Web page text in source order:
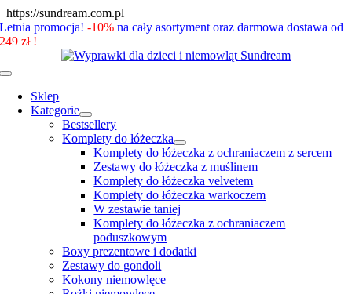
https://sundream.com.pl
to
Letnia promocja!-10% na cały asortyment oraz darmowa dostawa od
249 zł !
Toggle
Navigation
Sklep
Kategorie
Bestsellery
Komplety do łóżeczka
Komplety do łóżeczka z ochraniaczem z sercem
Zestawy do łóżeczka z muślinem
Komplety do łóżeczka velvetem
Komplety do łóżeczka warkoczem
W zestawie taniej
Komplety do łóżeczka z ochraniaczem
poduszkowym
Boxy prezentowe i dodatki
Zestawy do gondoli
Kokony niemowlęce